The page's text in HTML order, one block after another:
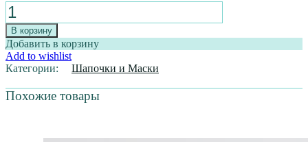
Количество
товара
МЕДИЦИНСКИЙ
КОЛПАК
"ДОКТОР
ПЛЮШЕВА"
В корзину
Добавить в корзину
Add to wishlist
Категории:
Шапочки и Маски
Похожие товары